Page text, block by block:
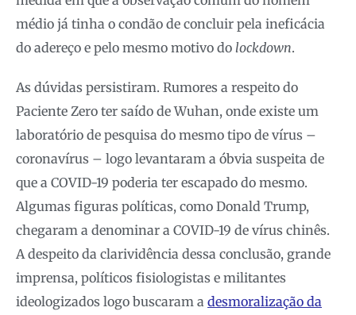
médio já tinha o condão de concluir pela ineficácia
do adereço e pelo mesmo motivo do lockdown.
As dúvidas persistiram. Rumores a respeito do
Paciente Zero ter saído de Wuhan, onde existe um
laboratório de pesquisa do mesmo tipo de vírus –
coronavírus – logo levantaram a óbvia suspeita de
que a COVID-19 poderia ter escapado do mesmo.
Algumas figuras políticas, como Donald Trump,
chegaram a denominar a COVID-19 de vírus chinês.
A despeito da clarividência dessa conclusão, grande
imprensa, políticos fisiologistas e militantes
ideologizados logo buscaram a desmoralização da